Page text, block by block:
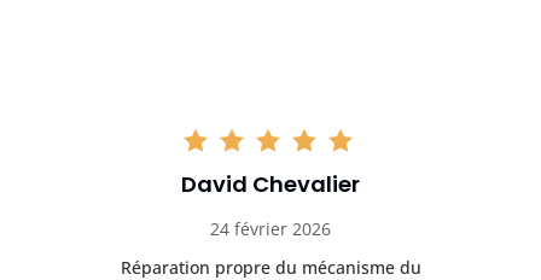
David Chevalier
24 février 2026
Réparation propre du mécanisme du